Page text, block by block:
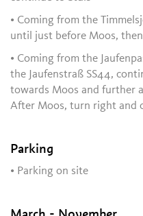
• Coming from the
until just before Moos,
• Coming from the
the Jaufenstraß SS44,
towards Moos and further
After Moos, turn right and
Parking
• Parking on site